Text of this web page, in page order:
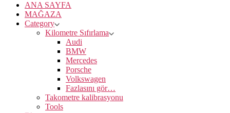
ANA SAYFA
MAĞAZA
Category
Kilometre Sıfırlama
Audi
BMW
Mercedes
Porsche
Volkswagen
Fazlasını gör…
Takometre kalibrasyonu
Tools